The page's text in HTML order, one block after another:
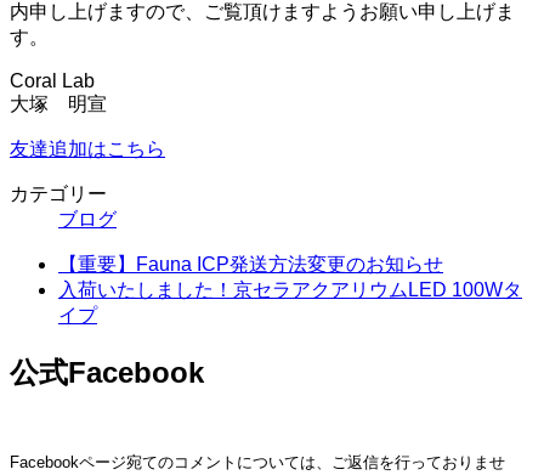
内申し上げますので、ご覧頂けますようお願い申し上げま
す。
Coral Lab
大塚 明宣
友達追加はこちら
カテゴリー
ブログ
【重要】Fauna ICP発送方法変更のお知らせ
入荷いたしました！京セラアクアリウムLED 100Wタ
イプ
公式Facebook
Facebookページ宛てのコメントについては、ご返信を行っておりませ